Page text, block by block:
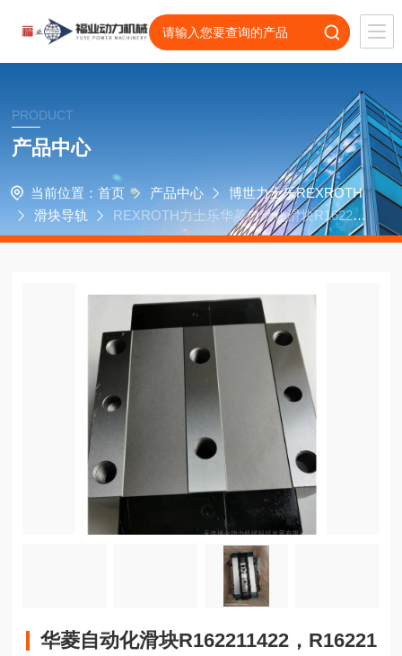
PRODUCT
产品中心
当前位置： 首页 产品中心
博世力士乐REXROTH
滑块导轨
REXROTH力士乐华菱自动化滑块R162211
422，R162211322轴承
华菱自动化滑块R162211422，R16221